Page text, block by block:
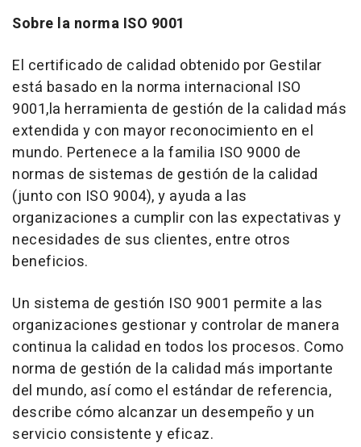
Sobre la norma ISO 9001
El certificado de calidad obtenido por Gestilar
está basado en la norma internacional ISO
9001,la herramienta de gestión de la calidad más
extendida y con mayor reconocimiento en el
mundo. Pertenece a la familia ISO 9000 de
normas de sistemas de gestión de la calidad
(junto con ISO 9004), y ayuda a las
organizaciones a cumplir con las expectativas y
necesidades de sus clientes, entre otros
beneficios.
Un sistema de gestión ISO 9001 permite a las
organizaciones gestionar y controlar de manera
continua la calidad en todos los procesos. Como
norma de gestión de la calidad más importante
del mundo, así como el estándar de referencia,
describe cómo alcanzar un desempeño y un
servicio consistente y eficaz.